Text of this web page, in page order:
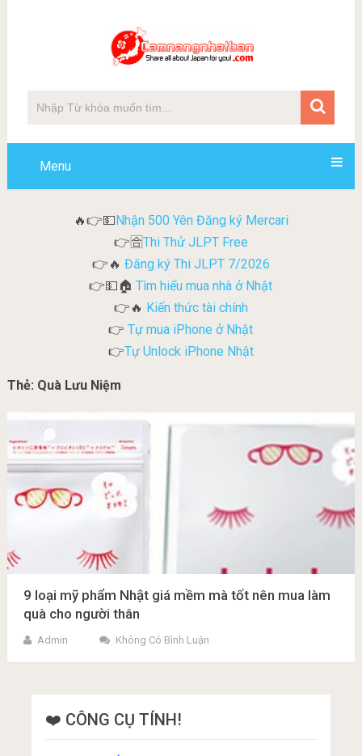
Menu
🔥👉💵Nhận 500 Yên Đăng ký Mercari
👉🈴Thi Thử JLPT Free
👉🔥 Đăng ký Thi JLPT 7/2026
👉💵🏠Tìm hiểu mua nhà ở Nhật
👉🔥 Kiến thức tài chính
👉 Tự mua iPhone ở Nhật
👉Tự Unlock iPhone Nhật
Thẻ: Quà Lưu Niệm
9 loại mỹ phẩm Nhật giá mềm mà tốt nên mua làm
quà cho người thân
Admin Không Có Bình Luận
❤️ CÔNG CỤ TÍNH!